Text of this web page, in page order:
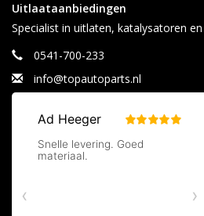
Uitlaataanbiedingen
Specialist in uitlaten, katalysatoren
0541-700-233
info@topautoparts.nl